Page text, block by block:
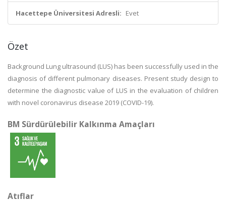
Hacettepe Üniversitesi Adresli: Evet
Özet
Background Lung ultrasound (LUS) has been successfully used in the
diagnosis of different pulmonary diseases. Present study design to
determine the diagnostic value of LUS in the evaluation of children
with novel coronavirus disease 2019 (COVID-19).
BM Sürdürülebilir Kalkınma Amaçları
Atıflar